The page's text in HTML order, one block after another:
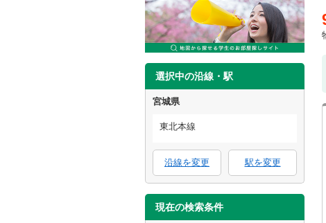
選択中の沿線・駅
宮城県
東北本線
沿線を変更 駅を変更
現在の検索条件